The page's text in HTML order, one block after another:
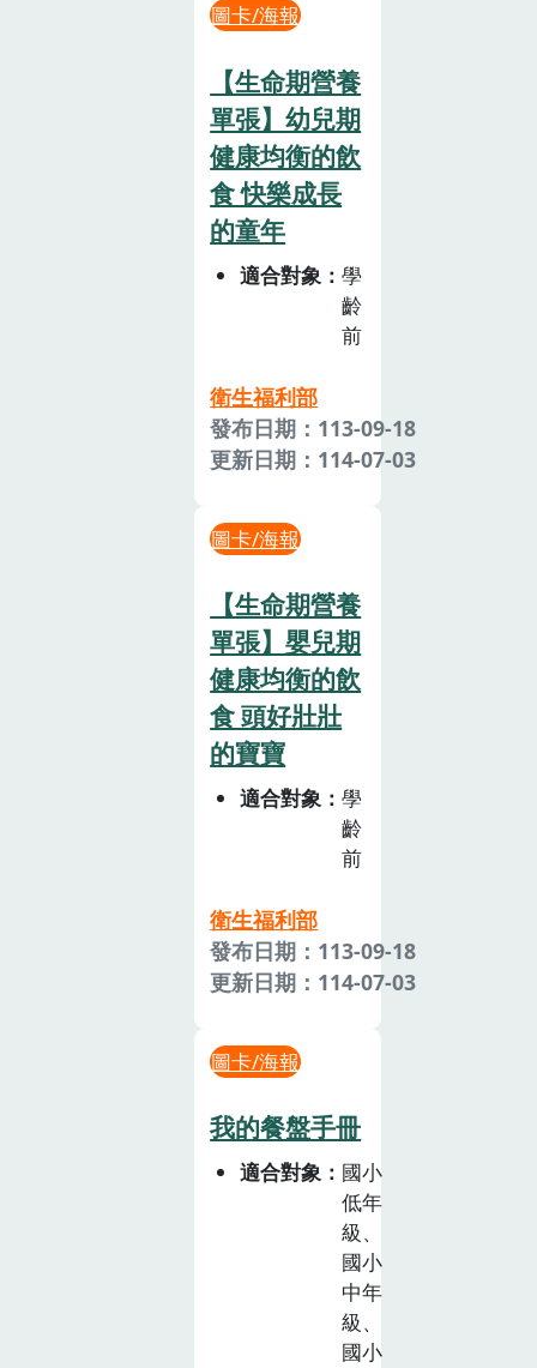
圖卡/海報
【生命期營養
單張】幼兒期
健康均衡的飲
食 快樂成長
的童年
適合對象
學
齡
前
衛生福利部
發布日期：113-09-18
更新日期：114-07-03
圖卡/海報
【生命期營養
單張】嬰兒期
健康均衡的飲
食 頭好壯壯
的寶寶
適合對象
學
齡
前
衛生福利部
發布日期：113-09-18
更新日期：114-07-03
圖卡/海報
我的餐盤手冊
適合對象
國小
低年
級、
國小
中年
級、
國小